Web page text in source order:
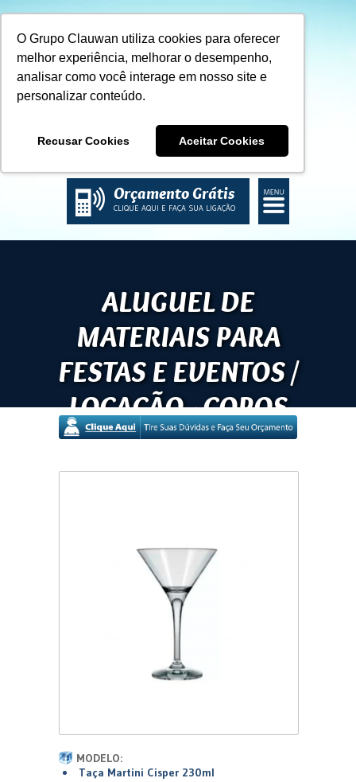
O Grupo Clauwan utiliza cookies para oferecer
melhor experiência, melhorar o desempenho,
analisar como você interage em nosso site e
personalizar conteúdo.
Recusar Cookies Aceitar Cookies
ACESSE NOSSO BLOG
Orçamento Grátis
CLIQUE AQUI E FAÇA SUA LIGAÇÃO
ALUGUEL DE
MATERIAIS PARA
FESTAS E EVENTOS /
LOCAÇÃO - COPOS
MODELO:
Taça Martini Cisper 230ml